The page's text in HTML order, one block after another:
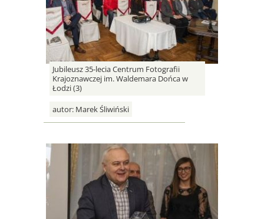
Jubileusz 35-lecia Centrum Fotografii
Krajoznawczej im. Waldemara Dońca w
Łodzi (3)
autor: Marek Śliwiński